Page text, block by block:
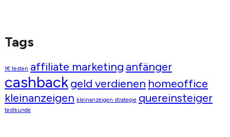
Tags
1€ testen affiliate marketing anfänger
cashbackgeld verdienen homeoffice
kleinanzeigen kleinanzeigen strategie quereinsteiger
testkunde